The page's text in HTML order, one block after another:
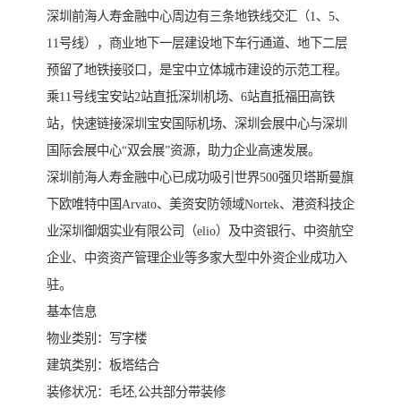
深圳前海人寿金融中心周边有三条地铁线交汇（1、5、
11号线），商业地下一层建设地下车行通道、地下二层
预留了地铁接驳口，是宝中立体城市建设的示范工程。
乘11号线宝安站2站直抵深圳机场、6站直抵福田高铁
站，快速链接深圳宝安国际机场、深圳会展中心与深圳
国际会展中心“双会展”资源，助力企业高速发展。
深圳前海人寿金融中心已成功吸引世界500强贝塔斯曼旗
下欧唯特中国Arvato、美资安防领域Nortek、港资科技企
业深圳御烟实业有限公司（elio）及中资银行、中资航空
企业、中资资产管理企业等多家大型中外资企业成功入
驻。
基本信息
物业类别：写字楼
建筑类别：板塔结合
装修状况：毛坯,公共部分带装修